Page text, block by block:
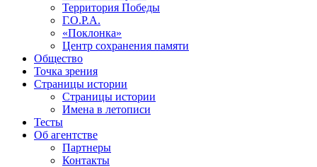
Территория Победы
Г.О.Р.А.
«Поклонка»
Центр сохранения памяти
Общество
Точка зрения
Страницы истории
Страницы истории
Имена в летописи
Тесты
Об агентстве
Партнеры
Контакты